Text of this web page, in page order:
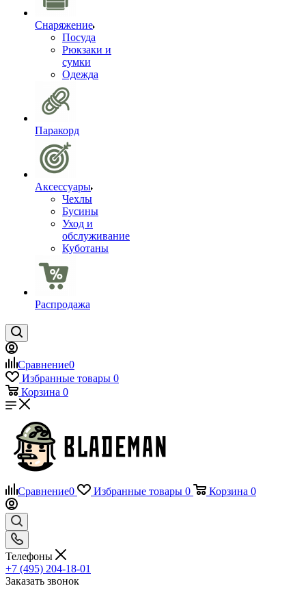
Снаряжение
Посуда
Рюкзаки и
сумки
Одежда
Паракорд
Аксессуары
Чехлы
Бусины
Уход и
обслуживание
Куботаны
Распродажа
Сравнение0
Избранные товары 0
Корзина 0
Сравнение0 Избранные товары 0 Корзина 0
Телефоны
+7 (495) 204-18-01
Заказать звонок